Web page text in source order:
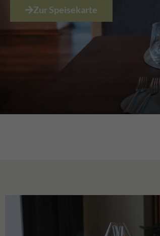
Zur Speisekarte